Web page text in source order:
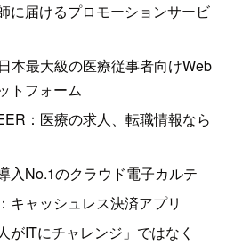
に届けるプロモーションサービ
本最大級の医療従事者向けWeb
トフォーム
：医療の求人、転職情報なら
入No.1のクラウド電子カルテ
キャッシュレス決済アプリ
がITにチャレンジ」ではなく